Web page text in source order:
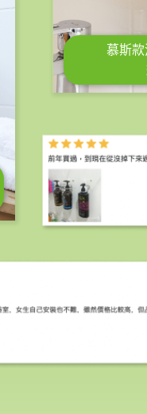
牙刷牙膏漱